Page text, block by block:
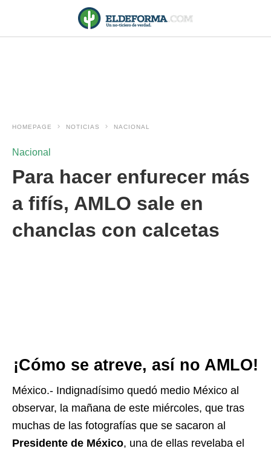
HOMEPAGE NOTICIAS NACIONAL
Nacional
Para hacer enfurecer más
a fifís, AMLO sale en
chanclas con calcetas
¡Cómo se atreve, así no AMLO!
México.- Indignadísimo quedó medio México al
observar, la mañana de este miércoles, que tras
muchas de las fotografías que se sacaron al
Presidente de México, una de ellas revelaba el